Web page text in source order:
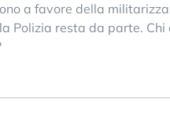
a favore della
Polizia resta da parte. Chi